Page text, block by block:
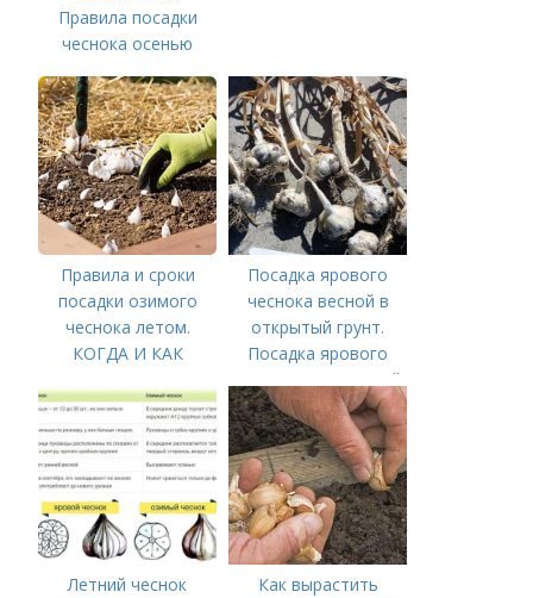
Правила посадки
чеснока осенью
Правила и сроки
посадки озимого
чеснока летом.
КОГДА И КАК
ПОСАДИТЬ ОЗИМЫЙ
ЧЕСНОК
Посадка ярового
чеснока весной в
открытый грунт.
Посадка ярового
чеснока в открытый
грунт
Летний чеснок
Как вырастить